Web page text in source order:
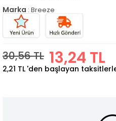
Marka : Breeze
30,56 TL 13,24 TL
2,21 TL 'den başlayan